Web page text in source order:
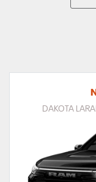
DAKOTA